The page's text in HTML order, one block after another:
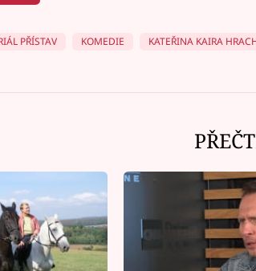
PŘÍSTAV KOMEDIE KATEŘINA KAIRA